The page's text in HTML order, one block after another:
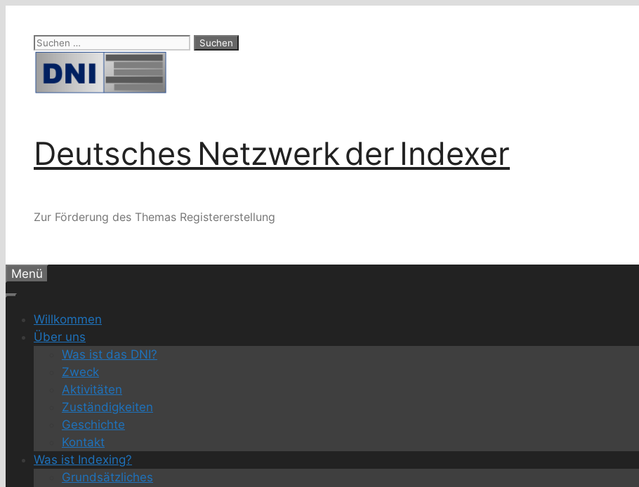
springenSuchen
Deutsches Netzwerk der Indexer
Zur Förderung des Themas Registererstellung
Menü
Willkommen
Über uns
Was ist das DNI?
Zweck
Aktivitäten
Zuständigkeiten
Geschichte
Kontakt
Was ist Indexing?
Grundsätzliches